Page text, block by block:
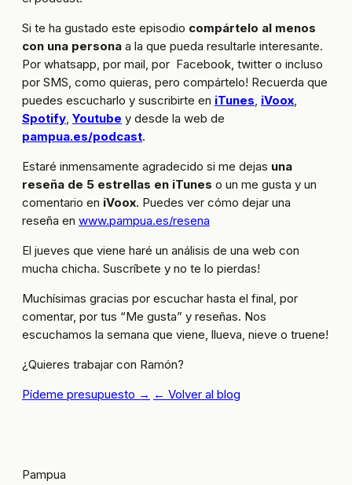
Si te ha gustado este episodio compártelo al menos
con una persona a la que pueda resultarle interesante.
Por whatsapp, por mail, por Facebook, twitter o incluso
por SMS, como quieras, pero compártelo! Recuerda que
puedes escucharlo y suscribirte en iTunes iVoox
Spotify Youtube y desde la web de
pampua.es/podcast.
Estaré inmensamente agradecido si me dejas una
reseña de 5 estrellas en iTunes o un me gusta y un
comentario en iVoox. Puedes ver cómo dejar una
reseña en www.pampua.es/resena
El jueves que viene haré un análisis de una web con
mucha chicha. Suscríbete y no te lo pierdas!
Muchísimas gracias por escuchar hasta el final, por
comentar, por tus “Me gusta” y reseñas. Nos
escuchamos la semana que viene, llueva, nieve o truene!
¿Quieres trabajar con Ramón?
Pídeme presupuesto → ← Volver al blog
Pampua